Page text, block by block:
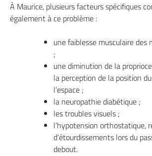
À Maurice, plusieurs facteurs spécifiques
également à ce problème :
une faiblesse musculaire des
;
une diminution de la
la perception de la position
l’espace ;
la neuropathie diabétique ;
les troubles visuels ;
l’hypotension orthostatique,
d’étourdissements lors du
debout.